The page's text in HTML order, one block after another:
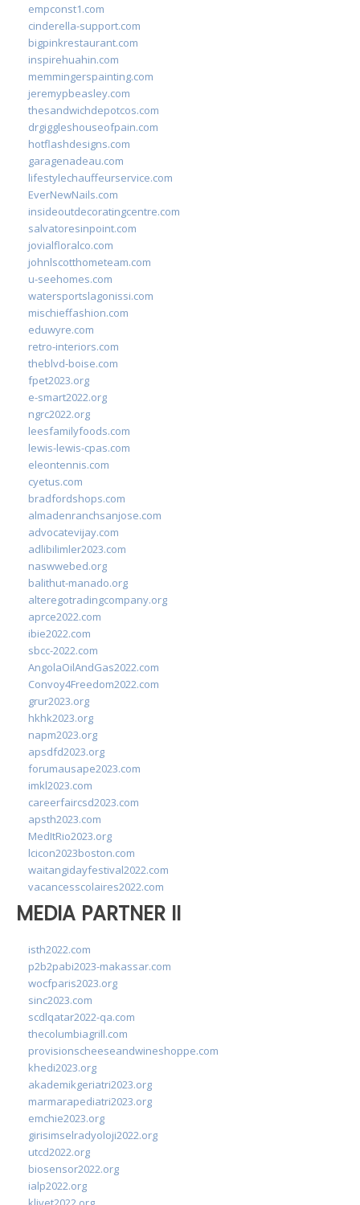
empconst1.com
cinderella-support.com
bigpinkrestaurant.com
inspirehuahin.com
memmingerspainting.com
jeremypbeasley.com
thesandwichdepotcos.com
drgiggleshouseofpain.com
hotflashdesigns.com
garagenadeau.com
lifestylechauffeurservice.com
EverNewNails.com
insideoutdecoratingcentre.com
salvatoresinpoint.com
jovialfloralco.com
johnlscotthometeam.com
u-seehomes.com
watersportslagonissi.com
mischieffashion.com
eduwyre.com
retro-interiors.com
theblvd-boise.com
fpet2023.org
e-smart2022.org
ngrc2022.org
leesfamilyfoods.com
lewis-lewis-cpas.com
eleontennis.com
cyetus.com
bradfordshops.com
almadenranchsanjose.com
advocatevijay.com
adlibilimler2023.com
naswwebed.org
balithut-manado.org
alteregotradingcompany.org
aprce2022.com
ibie2022.com
sbcc-2022.com
AngolaOilAndGas2022.com
Convoy4Freedom2022.com
grur2023.org
hkhk2023.org
napm2023.org
apsdfd2023.org
forumausape2023.com
imkl2023.com
careerfaircsd2023.com
apsth2023.com
MedItRio2023.org
lcicon2023boston.com
waitangidayfestival2022.com
vacancesscolaires2022.com
MEDIA PARTNER II
isth2022.com
p2b2pabi2023-makassar.com
wocfparis2023.org
sinc2023.com
scdlqatar2022-qa.com
thecolumbiagrill.com
provisionscheeseandwineshoppe.com
khedi2023.org
akademikgeriatri2023.org
marmarapediatri2023.org
emchie2023.org
girisimselradyoloji2022.org
utcd2022.org
biosensor2022.org
ialp2022.org